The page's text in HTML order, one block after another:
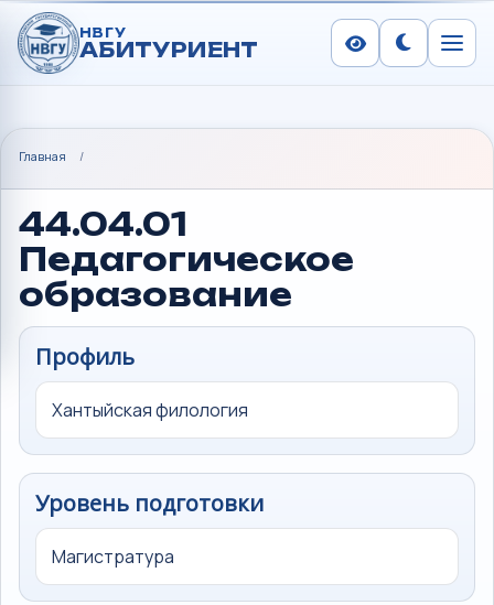
НВГУ
АБИТУРИЕНТ СменитьМеню
Главная /
44.04.01
Педагогическое
образование
Профиль
Хантыйская филология
Уровень подготовки
Магистратура